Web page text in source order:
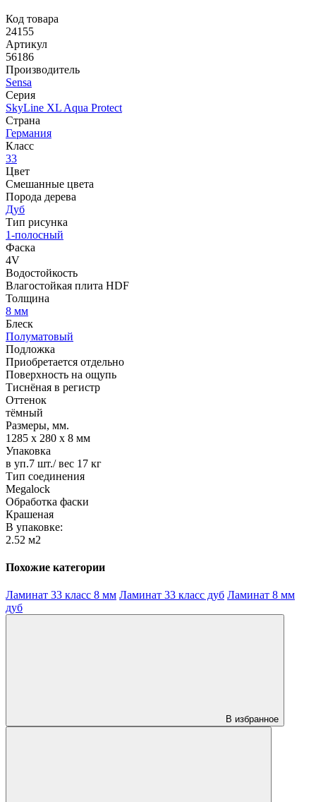
Код товара
24155
Артикул
56186
Производитель
Sensa
Серия
SkyLine XL Aqua Protect
Страна
Германия
Класс
33
Цвет
Смешанные цвета
Порода дерева
Дуб
Тип рисунка
1-полосный
Фаска
4V
Водостойкость
Влагостойкая плита HDF
Толщина
8 мм
Блеск
Полуматовый
Подложка
Приобретается отдельно
Поверхность на ощупь
Тиснёная в регистр
Оттенок
тёмный
Размеры, мм.
1285 х 280 х 8 мм
Упаковка
в уп.7 шт./ вес 17 кг
Тип соединения
Megalock
Обработка фаски
Крашеная
В упаковке:
2.52 м2
Похожие категории
Ламинат 33 класс 8 мм Ламинат 33 класс дуб Ламинат 8 мм
дуб
В избранное